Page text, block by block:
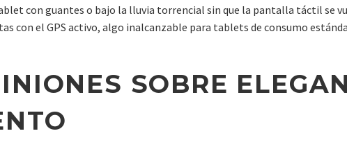
con guantes o bajo la lluvia torrencial sin que la pantalla táctil se
con el GPS activo, algo inalcanzable para tablets de consumo
SOBRE